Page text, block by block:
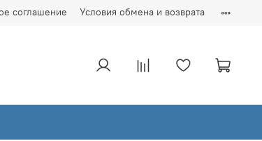
соглашение Условия обмена и возврата